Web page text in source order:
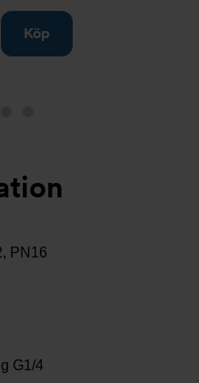
tillKöp
PN16
G1/4